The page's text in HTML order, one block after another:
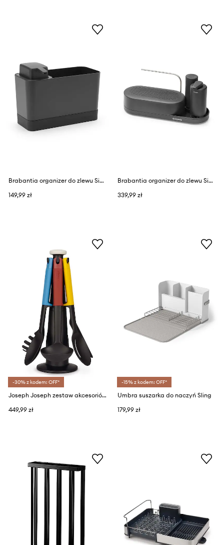
Brabantia organizer do zlewu SinkSide
149,99 zł
Brabantia organizer do zlewu SinkStyle 3-pack
339,99 zł
-30% z kodem: OFF*
Joseph Joseph zestaw akcesoriów kuchennych ze stojakiem Elevate™ 7-pack
449,99 zł
-15% z kodem: OFF*
Umbra suszarka do naczyń Sling
179,99 zł